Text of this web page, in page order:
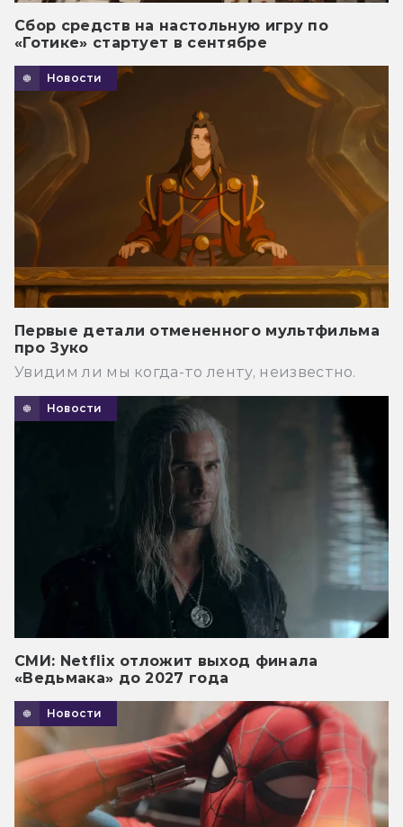
Сбор средств на настольную игру по
«Готике» стартует в сентябре
Новости
Первые детали отмененного мультфильма
про Зуко
Увидим ли мы когда-то ленту, неизвестно.
Новости
СМИ: Netflix отложит выход финала
«Ведьмака» до 2027 года
Новости